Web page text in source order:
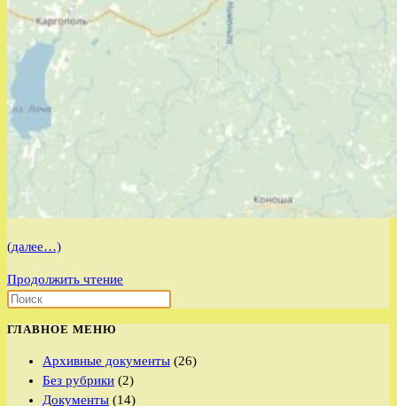
(далее…)
Продолжить чтение
Архангельской
области
ГЛАВНОЕ МЕНЮ
Архивные документы (26)
Без рубрики (2)
Документы (14)